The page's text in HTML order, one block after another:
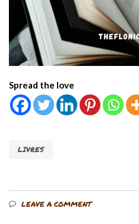
Spread the love
LIVRES
LEAVE A COMMENT